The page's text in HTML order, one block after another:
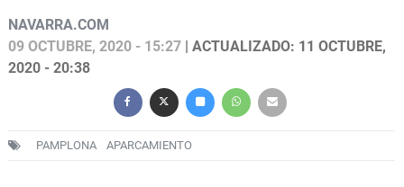
NAVARRA.COM
09 OCTUBRE, 2020 - 15:27 | ACTUALIZADO: 11 OCTUBRE,
2020 - 20:38
PAMPLONA APARCAMIENTO